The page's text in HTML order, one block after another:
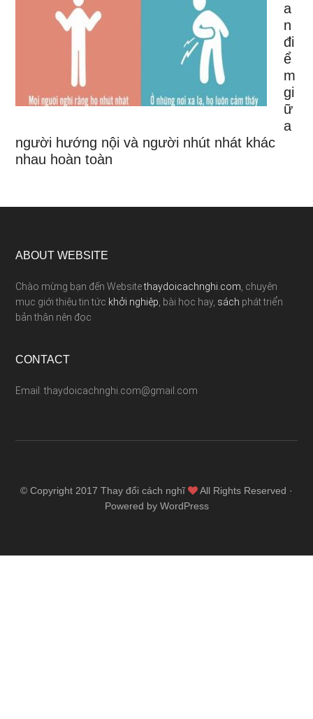
a
n
đi
ể
m
gi
ữ
a
người hướng nội và người nhút nhát khác
nhau hoàn toàn
ABOUT WEBSITE
Chào mừng bạn đến Websitethaydoicachnghi.com , chuyên
mục giới thiệu tin tức khởi nghiệp , bài học hay, sách phát triển
bản thân nên đọc
CONTACT
Email: thaydoicachnghi.com@gmail.com
© Copyright 2017 Thay đổi cách nghĩ
All Rights Reserved ·
Powered by WordPress